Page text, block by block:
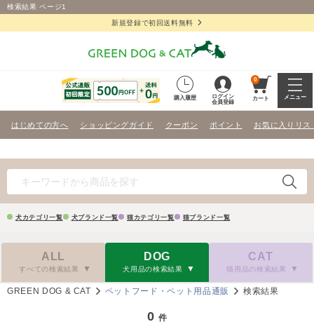
検索結果 ページ1
新規登録で初回送料無料
購入履歴
ログイン
会員登録
0
カート メニュー
はじめての方へ ショッピングガイド クーポン ポイント お気に入りリス
犬カテゴリ一覧 犬ブランド一覧 猫カテゴリ一覧 猫ブランド一覧
ALL
すべての検索結果
DOG
犬用品の検索結果
CAT
猫用品の検索結果
GREEN DOG & CAT ペットフード・ペット用品通販 検索結果
0 件